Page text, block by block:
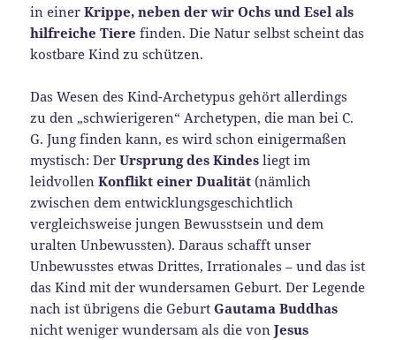
in einerKrippe, neben der wir Ochs und Esel als
hilfreiche Tiere finden. Die Natur selbst scheint das
kostbare Kind zu schützen.
Das Wesen des Kind-Archetypus gehört allerdings
zu den „schwierigeren“ Archetypen, die man bei C.
G. Jung finden kann, es wird schon einigermaßen
mystisch: DerUrsprung des Kindes liegt im
leidvollenKonflikt einer Dualität (nämlich
zwischen dem entwicklungsgeschichtlich
vergleichsweise jungen Bewusstsein und dem
uralten Unbewussten). Daraus schafft unser
Unbewusstes etwas Drittes, Irrationales – und das ist
das Kind mit der wundersamen Geburt. Der Legende
nach ist übrigens die GeburtGautama Buddhas
nicht weniger wundersam als die vonJesus